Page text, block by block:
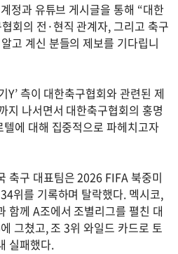
정과 유튜브 게시글을 통해 “대한
회의 전·현직 관계자, 그리고 축구
고 계신 분들의 제보를 기다립니
Y’ 측이 대한축구협회와 관련된 제
지 나서면서 대한축구협회의 홍명
에 대해 집중적으로 파헤치고자
축구 대표팀은 2026 FIFA 북중미
위를 기록하며 탈락했다. 멕시코,
함께 A조에서 조별리그를 펼친 대
그쳤고, 조 3위 와일드 카드로 토
실패했다.